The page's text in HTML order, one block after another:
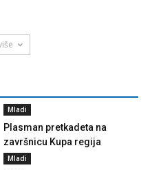
Mladi
Plasman pretkadeta na
završnicu Kupa regija
Mladi